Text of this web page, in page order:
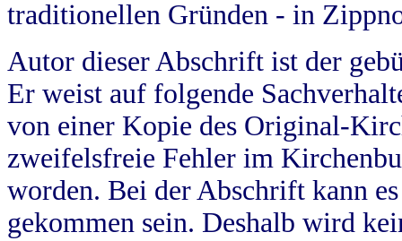
traditionellen Gründen - in
Autor dieser Abschrift ist der
Er weist auf folgende
von einer Kopie des Original-
zweifelsfreie Fehler im
worden. Bei der Abschrift kann
gekommen sein. Deshalb wird